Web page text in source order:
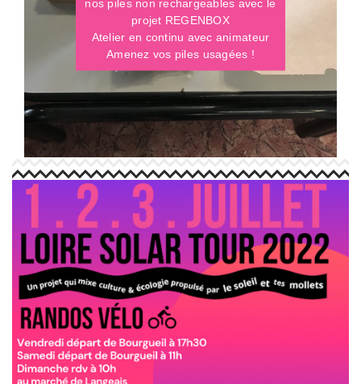
nos piles non rechargeables avec le
projet REGENBOX
Atelier en continu avec animateur
Amenez vos piles usagées !